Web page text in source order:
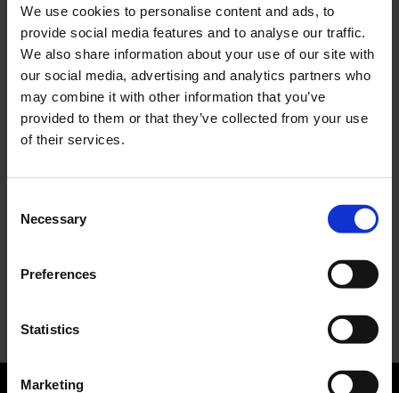
We use cookies to personalise content and ads, to
provide social media features and to analyse our traffic.
We also share information about your use of our site with
our social media, advertising and analytics partners who
may combine it with other information that you’ve
provided to them or that they’ve collected from your use
of their services.
Selection
Necessary
Preferences
Statistics
Marketing
Le donne omeriche e l’eterna resistenza: il
coraggio di chi persiste all’ombra degli eroi
Slayyyter e il sogno decadente della provincia
americana: chi è la nuova anti-diva della musica
elettro-pop
ASICS SportStyle e Little Tokyo Table Tennis: la
L’universo crepuscolare di Miu Miu: Hailey Bieber e
campagna FW 2026
Recent Comments